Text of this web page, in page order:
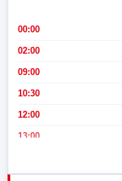
00:00
02:00
09:00
10:30
12:00
13:00